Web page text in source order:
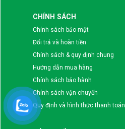
CHÍNH SÁCH
Chính sách bảo mật
Đổi trả và hoàn tiền
Chính sách & quy định chung
Hướng dẫn mua hàng
Chính sách bảo hành
Chính sách vận chuyển
Quy định và hình thức thanh toán